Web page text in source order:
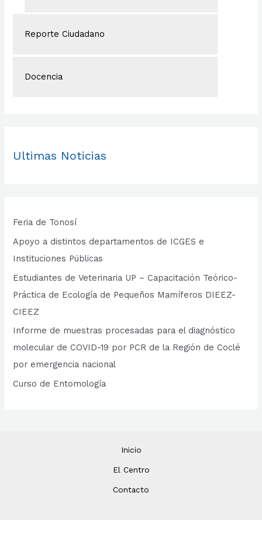
Reporte Ciudadano
Docencia
Ultimas Noticias
Feria de Tonosí
Apoyo a distintos departamentos de ICGES e
Instituciones Públicas
Estudiantes de Veterinaria UP – Capacitación Teórico-
Práctica de Ecología de Pequeños Mamíferos DIEEZ-
CIEEZ
Informe de muestras procesadas para el diagnóstico
molecular de COVID-19 por PCR de la Región de Coclé
por emergencia nacional
Curso de Entomología
Inicio
El Centro
Contacto